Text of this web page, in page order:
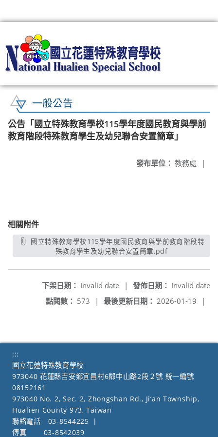
一般公告
公告「國立特殊教育學校115學年度國民教育與學前
教育階段特殊教育學生及幼兒聯合安置簡章」
發布單位： 教務處 |
相關附件
殊教育學生及幼兒聯合安置簡章.pdf另開新視窗
發佈日期： Invalid date
下架日期： Invalid date
|
最後更新日期： 2026-01-19 |
點閱數： 573 |
:::
國立花蓮特殊教育學校
973040 花蓮縣吉安鄉宜昌村6鄰中山路2段２號 統一編號
08152161
973040 No. 2, Sec. 2, Zhongshan Rd., Ji’an Township,
Hualien County 973, Taiwan
聯絡電話
03-8544225
|
傳真
03-8542039